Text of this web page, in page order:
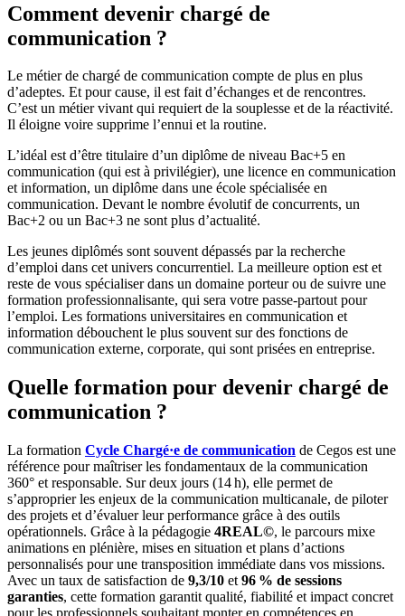
Comment devenir chargé de
communication ?
Le métier de chargé de communication compte de plus en plus
d’adeptes. Et pour cause, il est fait d’échanges et de rencontres.
C’est un métier vivant qui requiert de la souplesse et de la réactivité.
Il éloigne voire supprime l’ennui et la routine.
L’idéal est d’être titulaire d’un diplôme de niveau Bac+5 en
communication (qui est à privilégier), une licence en communication
et information, un diplôme dans une école spécialisée en
communication. Devant le nombre évolutif de concurrents, un
Bac+2 ou un Bac+3 ne sont plus d’actualité.
Les jeunes diplômés sont souvent dépassés par la recherche
d’emploi dans cet univers concurrentiel. La meilleure option est et
reste de vous spécialiser dans un domaine porteur ou de suivre une
formation professionnalisante, qui sera votre passe-partout pour
l’emploi. Les formations universitaires en communication et
information débouchent le plus souvent sur des fonctions de
communication externe, corporate, qui sont prisées en entreprise.
Quelle formation pour devenir chargé de
communication ?
La formation Cycle Chargé·e de communication de Cegos est une
référence pour maîtriser les fondamentaux de la communication
360° et responsable. Sur deux jours (14 h), elle permet de
s’approprier les enjeux de la communication multicanale, de piloter
des projets et d’évaluer leur performance grâce à des outils
opérationnels. Grâce à la pédagogie 4REAL©, le parcours mixe
animations en plénière, mises en situation et plans d’actions
personnalisés pour une transposition immédiate dans vos missions.
Avec un taux de satisfaction de 9,3/10 et 96 % de sessions
garanties, cette formation garantit qualité, fiabilité et impact concret